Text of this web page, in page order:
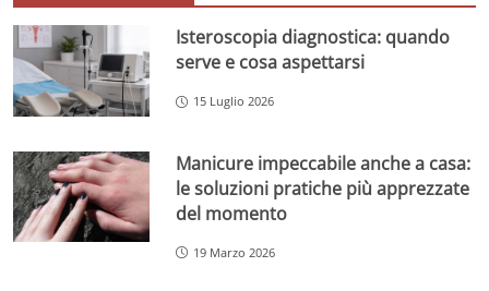
Isteroscopia diagnostica: quando
serve e cosa aspettarsi
15 Luglio 2026
Manicure impeccabile anche a casa:
le soluzioni pratiche più apprezzate
del momento
19 Marzo 2026